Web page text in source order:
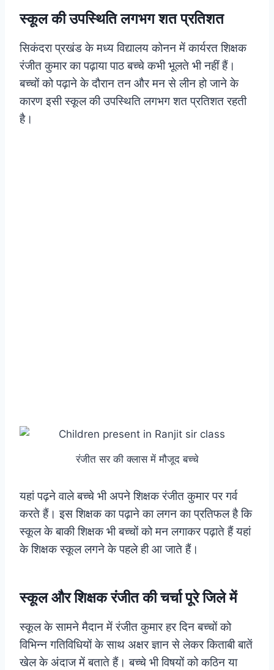
स्कूल की उपस्थिति लगभग शत प्रतिशत
सिकंदरा प्रखंड के मध्य विद्यालय कोनन में कार्यरत शिक्षक
रंजीत कुमार का पढ़ाया पाठ बच्चे कभी भूलते भी नहीं हैं।
बच्चों को पढ़ाने के दौरान तन और मन से लीन हो जाने के
कारण इसी स्कूल की उपस्थिति लगभग शत प्रतिशत रहती
है।
रंजीत सर की क्लास में मौजूद बच्चे
यहां पढ़ने वाले बच्चे भी अपने शिक्षक रंजीत कुमार पर गर्व
करते हैं। इस शिक्षक का पढ़ाने का लगन का प्रतिफल है कि
स्कूल के बाकी शिक्षक भी बच्चों को मन लगाकर पढ़ाते हैं यहां
के शिक्षक स्कूल लगने के पहले ही आ जाते हैं।
स्कूल और शिक्षक रंजीत की चर्चा पूरे जिले में
स्कूल के सामने मैदान में रंजीत कुमार हर दिन बच्चों को
विभिन्न गतिविधियों के साथ अक्षर ज्ञान से लेकर किताबी बातें
खेल के अंदाज में बताते हैं। बच्चे भी विषयों को कठिन या